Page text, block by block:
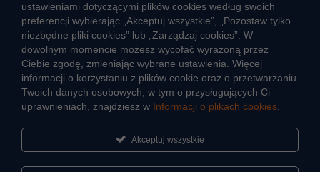
Usługi okołociepłownicze
Informacje ciepła systemowego
JAK POWSTAJE CIEPŁO
ŹRÓDŁA CIEPŁA
Mapa sieci ciepłowniczej
KIERUNKI ROZWOJU SIECI CIEPŁOWNICZEJ
ustawieniami dotyczącymi plików cookies według swoich
preferencji wybierając „Akceptuj wszystkie”, „Pozostaw tylko
niezbędne pliki cookies” lub „Zarządzaj cookies”. W
dowolnym momencie możesz wycofać wyrażoną przez
Ciebie zgodę, zmieniając wybrane ustawienia. Więcej
informacji o korzystaniu z plików cookie oraz o przetwarzaniu
Twoich danych osobowych, w tym o przysługujących Ci
uprawnieniach, znajdziesz w Informacji o plikach cookies
Akceptuj wszystkie